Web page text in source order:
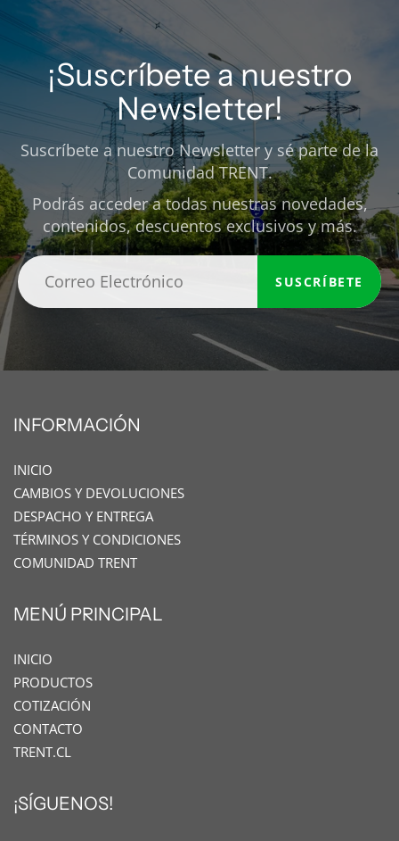
¡Suscríbete a nuestro
Newsletter!
Suscríbete a nuestro Newsletter y sé parte de la
Comunidad TRENT.
Podrás acceder a todas nuestras novedades,
contenidos, descuentos exclusivos y más.
SUSCRÍBETE
INFORMACIÓN
INICIO
CAMBIOS Y DEVOLUCIONES
DESPACHO Y ENTREGA
TÉRMINOS Y CONDICIONES
COMUNIDAD TRENT
MENÚ PRINCIPAL
INICIO
PRODUCTOS
COTIZACIÓN
CONTACTO
TRENT.CL
¡SÍGUENOS!